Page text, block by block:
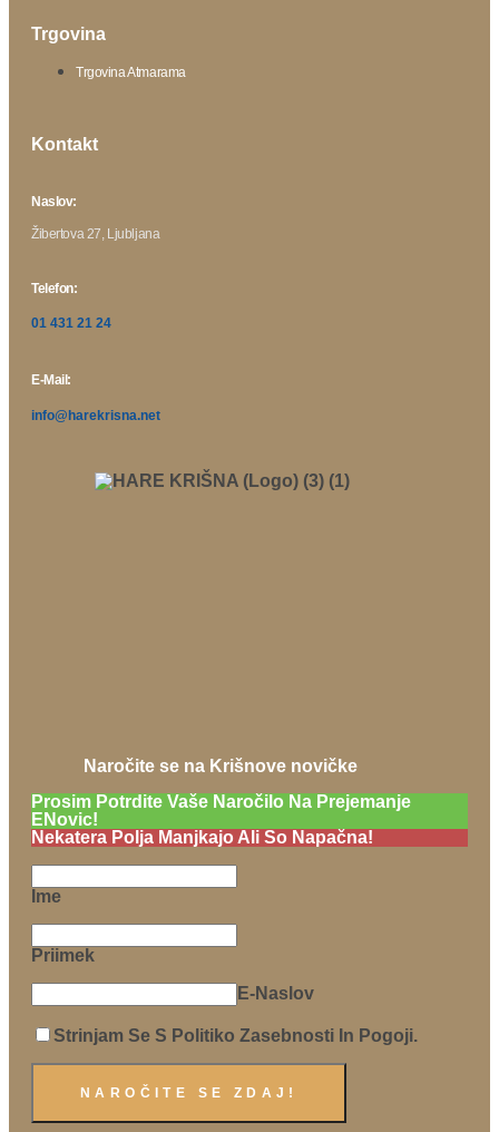
Trgovina
Trgovina Atmarama
Kontakt
Naslov:
Žibertova 27, Ljubljana
Telefon:
01 431 21 24
E-Mail:
info@harekrisna.net
Naročite se na Krišnove novičke
Prosim Potrdite Vaše Naročilo Na Prejemanje
ENovic!
Nekatera Polja Manjkajo Ali So Napačna!
Ime
Priimek
E-Naslov
Strinjam Se S Politiko Zasebnosti In Pogoji.